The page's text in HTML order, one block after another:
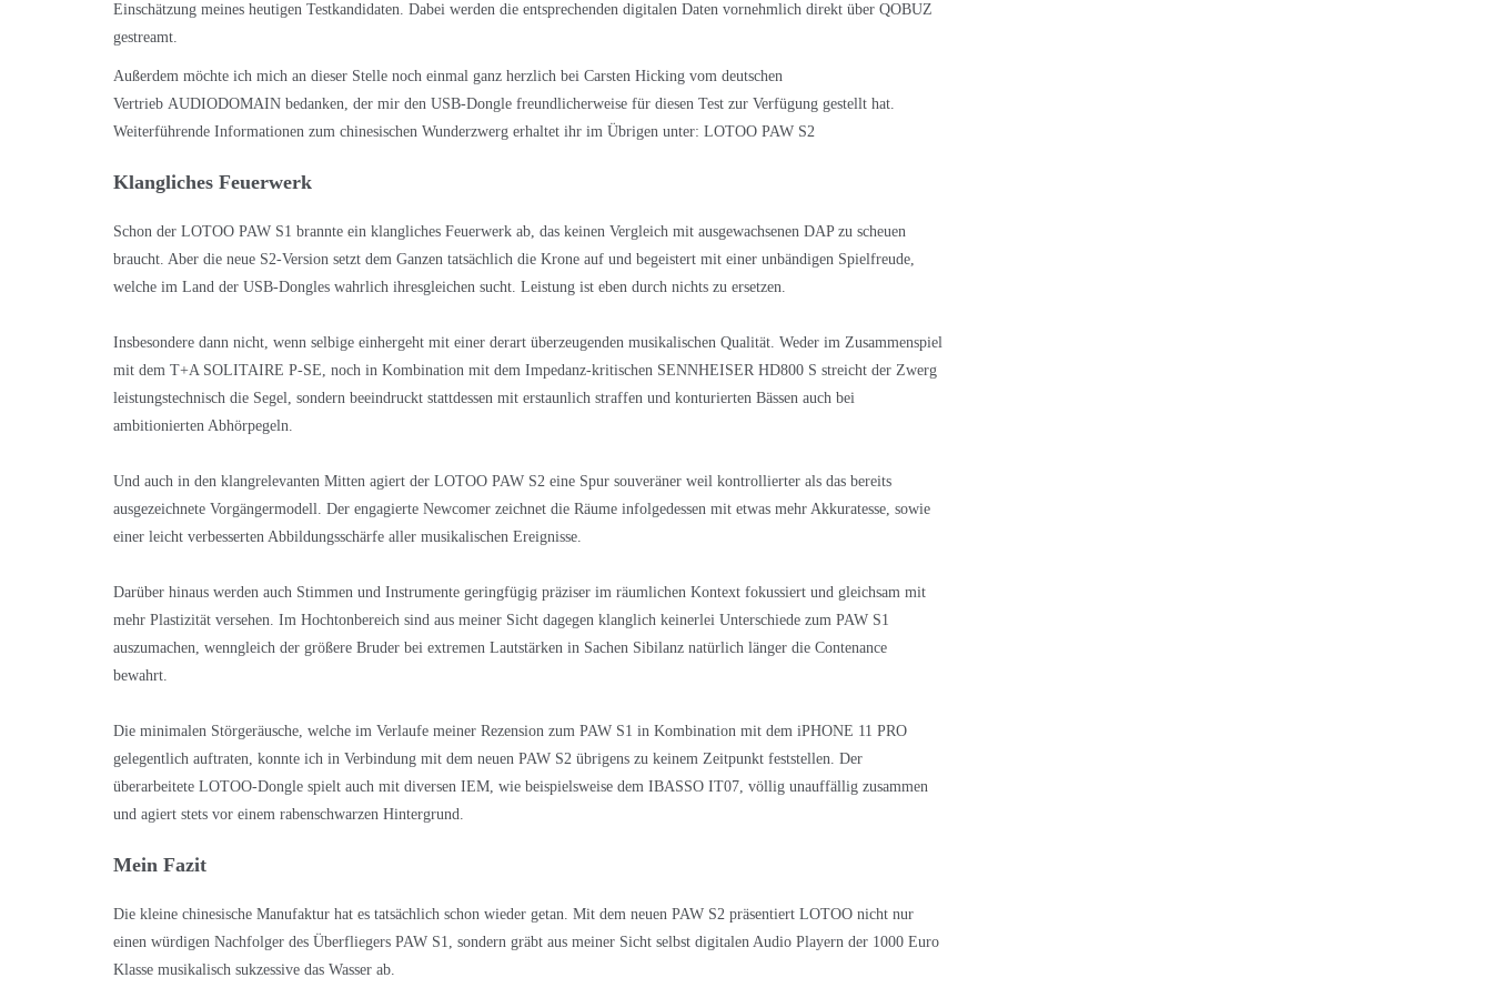
Einschätzung meines heutigen Testkandidaten. Dabei werden die entsprechenden digitalen Daten vornehmlich direkt über QOBUZ
gestreamt.
Außerdem möchte ich mich an dieser Stelle noch einmal ganz herzlich bei Carsten Hicking vom deutschen
Vertrieb AUDIODOMAIN bedanken, der mir den USB-Dongle freundlicherweise für diesen Test zur Verfügung gestellt hat.
Weiterführende Informationen zum chinesischen Wunderzwerg erhaltet ihr im Übrigen unter: LOTOO PAW S2
Klangliches Feuerwerk
Schon der LOTOO PAW S1 brannte ein klangliches Feuerwerk ab, das keinen Vergleich mit ausgewachsenen DAP zu scheuen
braucht. Aber die neue S2-Version setzt dem Ganzen tatsächlich die Krone auf und begeistert mit einer unbändigen Spielfreude,
welche im Land der USB-Dongles wahrlich ihresgleichen sucht. Leistung ist eben durch nichts zu ersetzen.
Insbesondere dann nicht, wenn selbige einhergeht mit einer derart überzeugenden musikalischen Qualität. Weder im Zusammenspiel
mit dem T+A SOLITAIRE P-SE, noch in Kombination mit dem Impedanz-kritischen SENNHEISER HD800 S streicht der Zwerg
leistungstechnisch die Segel, sondern beeindruckt stattdessen mit erstaunlich straffen und konturierten Bässen auch bei
ambitionierten Abhörpegeln.
Und auch in den klangrelevanten Mitten agiert der LOTOO PAW S2 eine Spur souveräner weil kontrollierter als das bereits
ausgezeichnete Vorgängermodell. Der engagierte Newcomer zeichnet die Räume infolgedessen mit etwas mehr Akkuratesse, sowie
einer leicht verbesserten Abbildungsschärfe aller musikalischen Ereignisse.
Darüber hinaus werden auch Stimmen und Instrumente geringfügig präziser im räumlichen Kontext fokussiert und gleichsam mit
mehr Plastizität versehen. Im Hochtonbereich sind aus meiner Sicht dagegen klanglich keinerlei Unterschiede zum PAW S1
auszumachen, wenngleich der größere Bruder bei extremen Lautstärken in Sachen Sibilanz natürlich länger die Contenance
bewahrt.
Die minimalen Störgeräusche, welche im Verlaufe meiner Rezension zum PAW S1 in Kombination mit dem iPHONE 11 PRO
gelegentlich auftraten, konnte ich in Verbindung mit dem neuen PAW S2 übrigens zu keinem Zeitpunkt feststellen. Der
überarbeitete LOTOO-Dongle spielt auch mit diversen IEM, wie beispielsweise dem IBASSO IT07, völlig unauffällig zusammen
und agiert stets vor einem rabenschwarzen Hintergrund.
Mein Fazit
Die kleine chinesische Manufaktur hat es tatsächlich schon wieder getan. Mit dem neuen PAW S2 präsentiert LOTOO nicht nur
einen würdigen Nachfolger des Überfliegers PAW S1, sondern gräbt aus meiner Sicht selbst digitalen Audio Playern der 1000 Euro
Klasse musikalisch sukzessive das Wasser ab.